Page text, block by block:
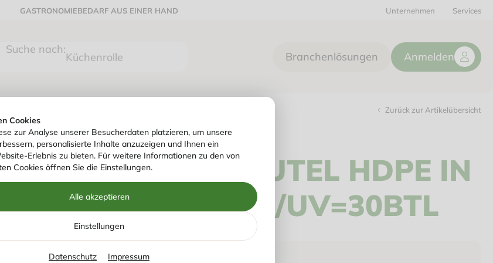
Cookies
zur Analyse unserer Besucherdaten platzieren, um unsere
personalisierte Inhalte anzuzeigen und Ihnen ein
Erlebnis zu bieten. Für weitere Informationen zu den von
Cookies öffnen Sie die Einstellungen.
Alle akzeptieren
Einstellungen
Datenschutz Impressum
GASTRONOMIEBEDARF AUS EINER HAND Unternehmen Services
Suche nach:
Küchenrolle Branchenlösungen Anmelden
Zurück zur Artikelübersicht
Nr.783240
HDPE IN
1PE/UV=30BTL